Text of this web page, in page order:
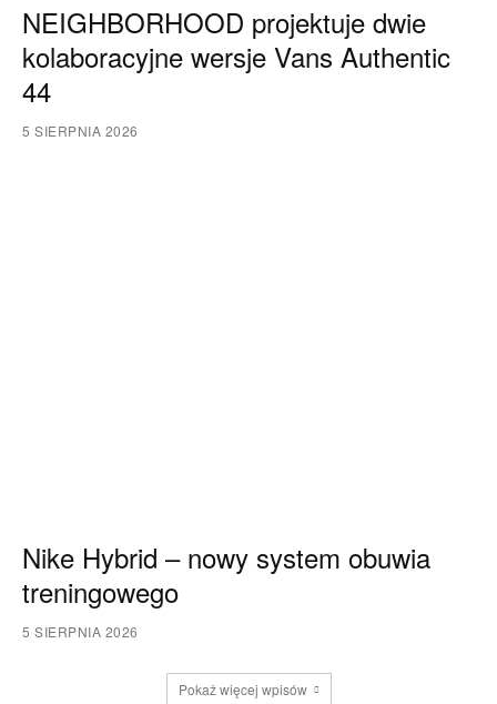
NEIGHBORHOOD projektuje dwie
kolaboracyjne wersje Vans Authentic
44
5 SIERPNIA 2026
Nike Hybrid – nowy system obuwia
treningowego
5 SIERPNIA 2026
Pokaż więcej wpisów